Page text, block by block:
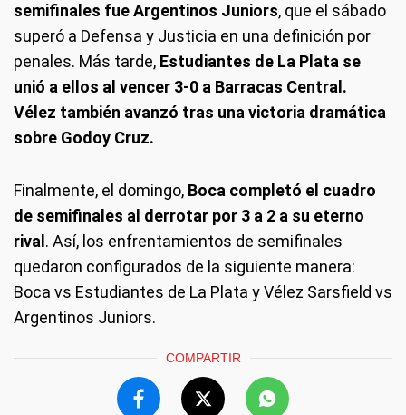
semifinales fue Argentinos Juniors, que el sábado
superó a Defensa y Justicia en una definición por
penales. Más tarde, Estudiantes de La Plata se
unió a ellos al vencer 3-0 a Barracas Central.
Vélez también avanzó tras una victoria dramática
sobre Godoy Cruz.
Finalmente, el domingo, Boca completó el cuadro
de semifinales al derrotar por 3 a 2 a su eterno
rival . Así, los enfrentamientos de semifinales
quedaron configurados de la siguiente manera:
Boca vs Estudiantes de La Plata y Vélez Sarsfield vs
Argentinos Juniors.
COMPARTIR